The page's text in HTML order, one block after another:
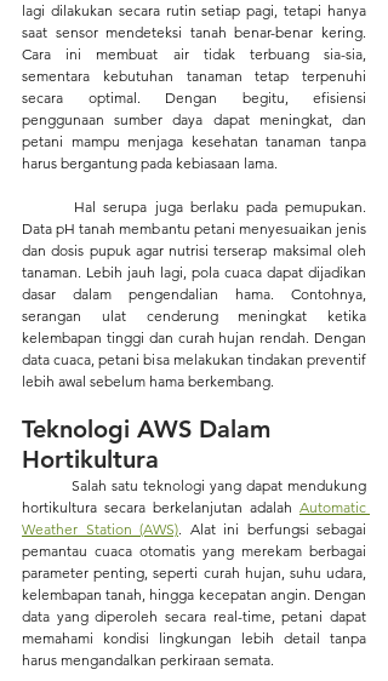
lagi dilakukan secara rutin setiap pagi, tetapi hanya
saat sensor mendeteksi tanah benar-benar kering.
Cara ini membuat air tidak terbuang sia-sia,
sementara kebutuhan tanaman tetap terpenuhi
secara optimal. Dengan begitu, efisiensi
penggunaan sumber daya dapat meningkat, dan
petani mampu menjaga kesehatan tanaman tanpa
harus bergantung pada kebiasaan lama.
Data pH tanah membantu petani menyesuaikan jenis
dan dosis pupuk agar nutrisi terserap maksimal oleh
tanaman. Lebih jauh lagi, pola cuaca dapat dijadikan
dasar dalam pengendalian hama. Contohnya,
serangan ulat cenderung meningkat ketika
kelembapan tinggi dan curah hujan rendah. Dengan
data cuaca, petani bisa melakukan tindakan preventif
lebih awal sebelum hama berkembang.
Teknologi AWS Dalam
Hortikultura
hortikultura secara berkelanjutan adalah Automatic
Weather Station (AWS). Alat ini berfungsi sebagai
pemantau cuaca otomatis yang merekam berbagai
parameter penting, seperti curah hujan, suhu udara,
kelembapan tanah, hingga kecepatan angin. Dengan
data yang diperoleh secara real-time, petani dapat
memahami kondisi lingkungan lebih detail tanpa
harus mengandalkan perkiraan semata.